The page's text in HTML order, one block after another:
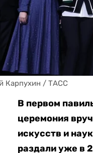
Карпухин / ТАСС
В первом
церемония
искусств и
раздали уже в